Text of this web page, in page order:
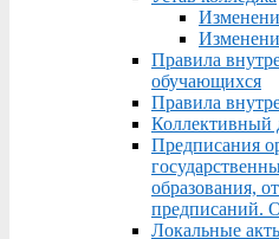
Правила
обучающихся
Правила
Коллективный
Предписания
образования,
предписаний.
Локальные